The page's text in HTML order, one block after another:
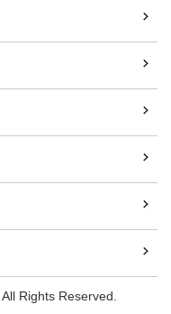
Rights Reserved.